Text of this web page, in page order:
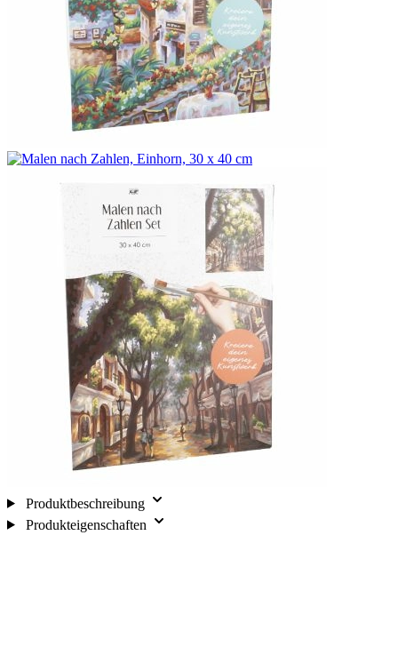
Produktbeschreibung
Produkteigenschaften